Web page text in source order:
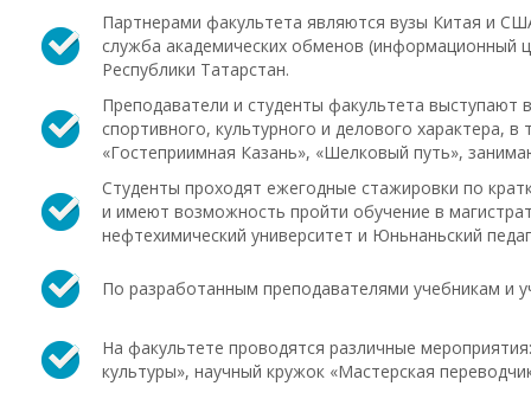
Партнерами факультета являются вузы Китая и
служба академических обменов (информационный
Республики Татарстан.
Преподаватели и студенты факультета выступают
спортивного, культурного и делового характера,
«Гостеприимная Казань», «Шелковый путь»,
Студенты проходят ежегодные стажировки по
и имеют возможность пройти обучение в
нефтехимический университет и Юньнаньский
По разработанным преподавателями учебникам и
На факультете проводятся различные
культуры», научный кружок «Мастерская